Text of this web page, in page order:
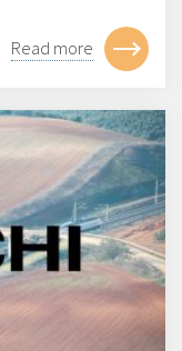
Read more